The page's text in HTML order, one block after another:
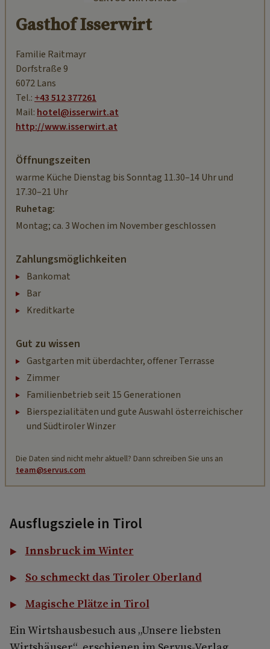
Gasthof Isserwirt
Familie Raitmayr
Dorfstraße 9
6072 Lans
Tel.:+43 512 377261
Mail: hotel@isserwirt.at
http://www.isserwirt.at
Öffnungszeiten
warme Küche Dienstag bis Sonntag 11.30–14 Uhr und
17.30–21 Uhr
Ruhetag:
Montag; ca. 3 Wochen im November geschlossen
Zahlungsmöglichkeiten
Bankomat
Bar
Kreditkarte
Gut zu wissen
Gastgarten mit überdachter, offener Terrasse
Zimmer
Familienbetrieb seit 15 Generationen
Bierspezialitäten und gute Auswahl österreichischer
und Südtiroler Winzer
Die Daten sind nicht mehr aktuell? Dann schreiben Sie uns an
team@servus.com
Ausflugsziele in Tirol
Innsbruck im Winter
So schmeckt das Tiroler Oberland
Magische Plätze in Tirol
Ein Wirtshausbesuch aus „Unsere liebsten